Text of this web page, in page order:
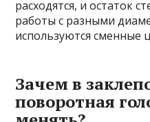
расходятся, и остаток
работы с разными
используются сменные
Зачем в
поворотная